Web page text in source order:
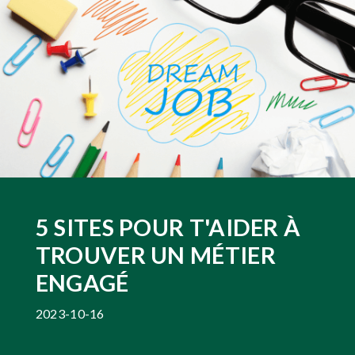
5 SITES POUR T'AIDER À
TROUVER UN MÉTIER
ENGAGÉ
2023-10-16